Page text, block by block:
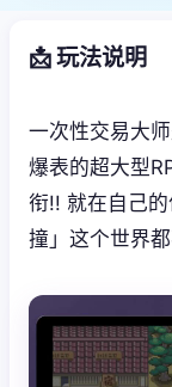
📩 玩法说明
一次性交易大
爆表的超大型
衔!! 就在自己
撞」这个世界